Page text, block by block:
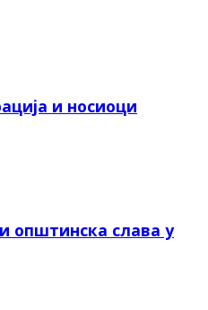
и носиоци
општинска слава у